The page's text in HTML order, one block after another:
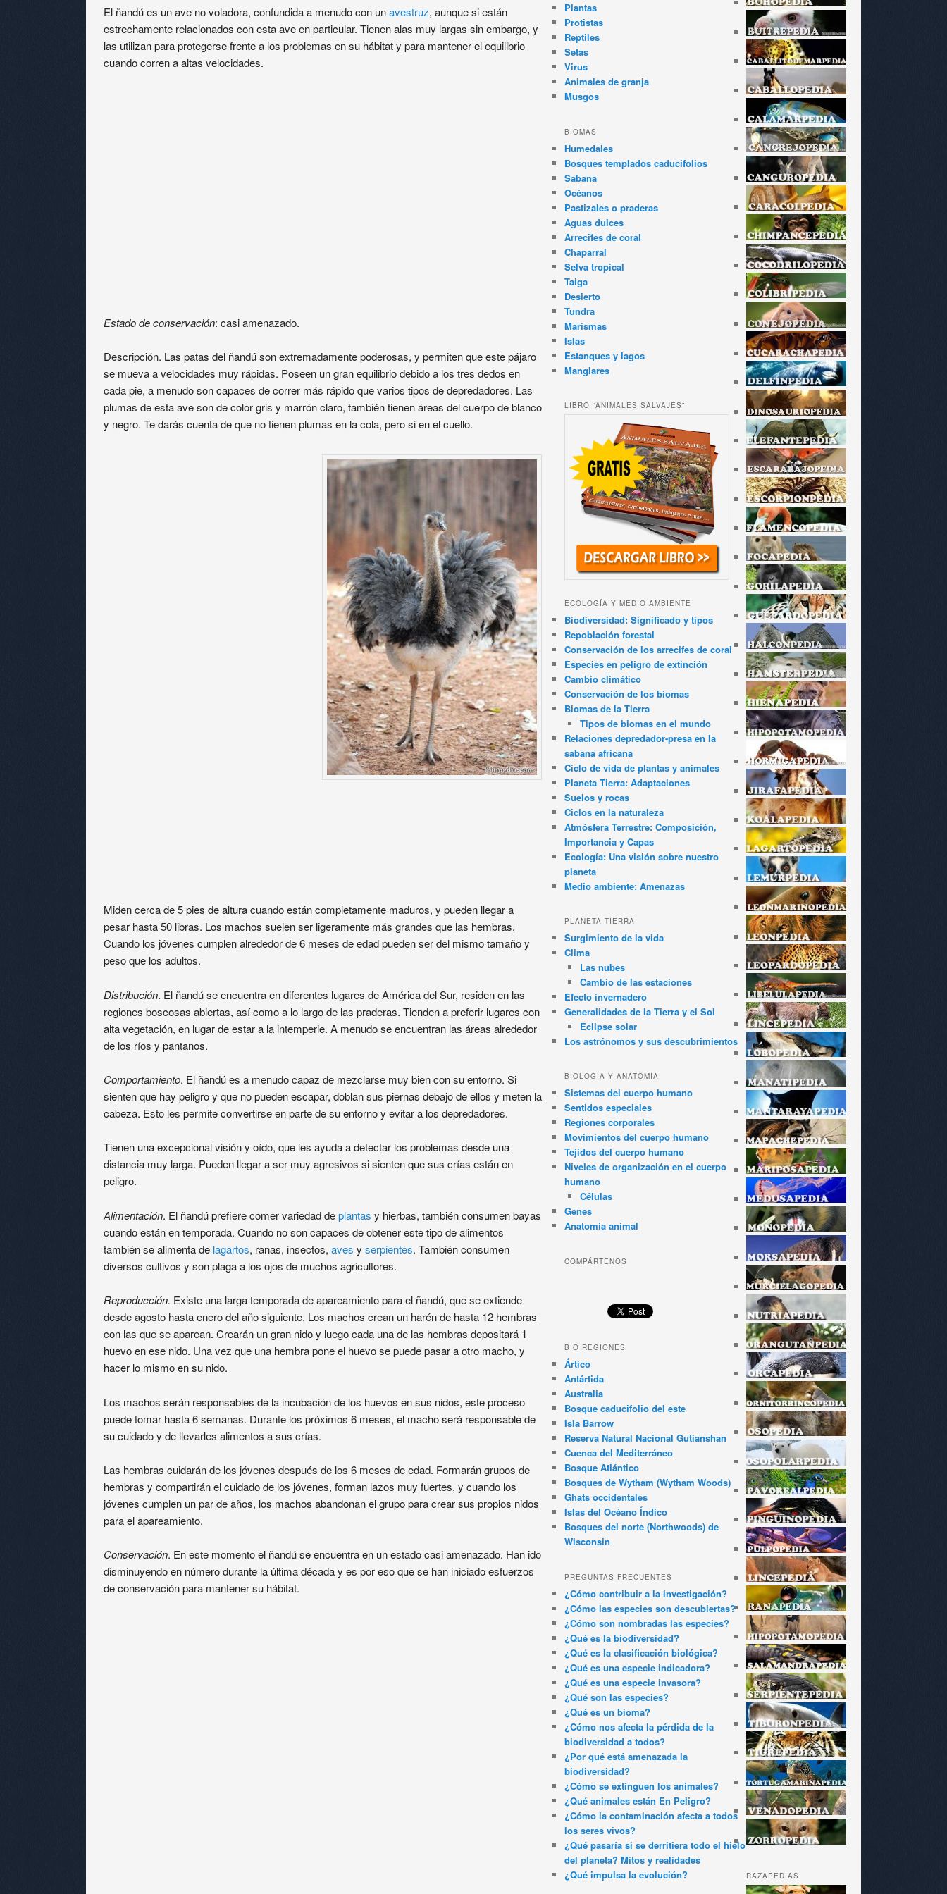
El ñandú es un ave no voladora, confundida a menudo con unavestruz, aunque si están
estrechamente relacionados con esta ave en particular. Tienen alas muy largas sin embargo, y
las utilizan para protegerse frente a los problemas en su hábitat y para mantener el equilibrio
cuando corren a altas velocidades.
Estado de conservación: casi amenazado.
Descripción. Las patas del ñandú son extremadamente poderosas, y permiten que este pájaro
se mueva a velocidades muy rápidas. Poseen un gran equilibrio debido a los tres dedos en
cada pie, a menudo son capaces de correr más rápido que varios tipos de depredadores. Las
plumas de esta ave son de color gris y marrón claro, también tienen áreas del cuerpo de blanco
y negro. Te darás cuenta de que no tienen plumas en la cola, pero si en el cuello.
Miden cerca de 5 pies de altura cuando están completamente maduros, y pueden llegar a
pesar hasta 50 libras. Los machos suelen ser ligeramente más grandes que las hembras.
Cuando los jóvenes cumplen alrededor de 6 meses de edad pueden ser del mismo tamaño y
peso que los adultos.
Distribución. El ñandú se encuentra en diferentes lugares de América del Sur, residen en las
regiones boscosas abiertas, así como a lo largo de las praderas. Tienden a preferir lugares con
alta vegetación, en lugar de estar a la intemperie. A menudo se encuentran las áreas alrededor
de los ríos y pantanos.
Comportamiento. El ñandú es a menudo capaz de mezclarse muy bien con su entorno. Si
sienten que hay peligro y que no pueden escapar, doblan sus piernas debajo de ellos y meten la
cabeza. Esto les permite convertirse en parte de su entorno y evitar a los depredadores.
Tienen una excepcional visión y oído, que les ayuda a detectar los problemas desde una
distancia muy larga. Pueden llegar a ser muy agresivos si sienten que sus crías están en
peligro.
Alimentación. El ñandú prefiere comer variedad deplantas y hierbas, también consumen bayas
cuando están en temporada. Cuando no son capaces de obtener este tipo de alimentos
también se alimenta delagartos, ranas, insectos, aves y serpientes. También consumen
diversos cultivos y son plaga a los ojos de muchos agricultores.
Reproducción. Existe una larga temporada de apareamiento para el ñandú, que se extiende
desde agosto hasta enero del año siguiente. Los machos crean un harén de hasta 12 hembras
con las que se aparean. Crearán un gran nido y luego cada una de las hembras depositará 1
huevo en ese nido. Una vez que una hembra pone el huevo se puede pasar a otro macho, y
hacer lo mismo en su nido.
Los machos serán responsables de la incubación de los huevos en sus nidos, este proceso
puede tomar hasta 6 semanas. Durante los próximos 6 meses, el macho será responsable de
su cuidado y de llevarles alimentos a sus crías.
Las hembras cuidarán de los jóvenes después de los 6 meses de edad. Formarán grupos de
hembras y compartirán el cuidado de los jóvenes, forman lazos muy fuertes, y cuando los
jóvenes cumplen un par de años, los machos abandonan el grupo para crear sus propios nidos
para el apareamiento.
Conservación. En este momento el ñandú se encuentra en un estado casi amenazado. Han ido
disminuyendo en número durante la última década y es por eso que se han iniciado esfuerzos
de conservación para mantener su hábitat.
RAZAPEDIAS
Plantas
Protistas
Reptiles
Setas
Virus
Animales de granja
Musgos
BIOMAS
Humedales
Bosques templados caducifolios
Sabana
Océanos
Pastizales o praderas
Aguas dulces
Arrecifes de coral
Chaparral
Selva tropical
Taiga
Desierto
Tundra
Marismas
Islas
Estanques y lagos
Manglares
LIBRO “ANIMALES SALVAJES”
ECOLOGÍA Y MEDIO AMBIENTE
Biodiversidad: Significado y tipos
Repoblación forestal
Conservación de los arrecifes de coral
Especies en peligro de extinción
Cambio climático
Conservación de los biomas
Biomas de la Tierra
Tipos de biomas en el mundo
Relaciones depredador-presa en la
sabana africana
Ciclo de vida de plantas y animales
Planeta Tierra: Adaptaciones
Suelos y rocas
Ciclos en la naturaleza
Atmósfera Terrestre: Composición,
Importancia y Capas
Ecología: Una visión sobre nuestro
planeta
Medio ambiente: Amenazas
PLANETA TIERRA
Surgimiento de la vida
Clima
Las nubes
Cambio de las estaciones
Efecto invernadero
Generalidades de la Tierra y el Sol
Eclipse solar
Los astrónomos y sus descubrimientos
BIOLOGÍA Y ANATOMÍA
Sistemas del cuerpo humano
Sentidos especiales
Regiones corporales
Movimientos del cuerpo humano
Tejidos del cuerpo humano
Niveles de organización en el cuerpo
humano
Células
Genes
Anatomía animal
COMPÁRTENOS
BIO REGIONES
Ártico
Antártida
Australia
Bosque caducifolio del este
Isla Barrow
Reserva Natural Nacional Gutianshan
Cuenca del Mediterráneo
Bosque Atlántico
Bosques de Wytham (Wytham Woods)
Ghats occidentales
Islas del Océano Índico
Bosques del norte (Northwoods) de
Wisconsin
PREGUNTAS FRECUENTES
¿Cómo contribuir a la investigación?
¿Cómo las especies son descubiertas?
¿Cómo son nombradas las especies?
¿Qué es la biodiversidad?
¿Qué es la clasificación biológica?
¿Qué es una especie indicadora?
¿Qué es una especie invasora?
¿Qué son las especies?
¿Qué es un bioma?
¿Cómo nos afecta la pérdida de la
biodiversidad a todos?
¿Por qué está amenazada la
biodiversidad?
¿Cómo se extinguen los animales?
¿Qué animales están En Peligro?
¿Cómo la contaminación afecta a todos
los seres vivos?
¿Qué pasaría si se derritiera todo el hielo
del planeta? Mitos y realidades
¿Qué impulsa la evolución?